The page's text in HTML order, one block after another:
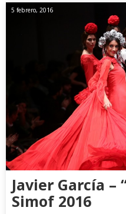
5 febrero, 2016
Javier García –
Simof 2016